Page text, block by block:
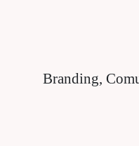
Branding,